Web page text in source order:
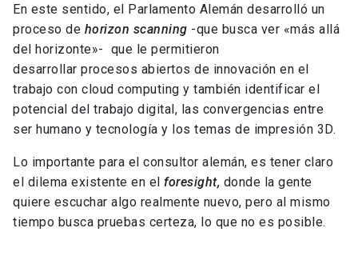
En este sentido, el Parlamento Alemán desarrolló un
proceso de horizon scanning -que busca ver «más allá
del horizonte»- que le permitieron
desarrollar procesos abiertos de innovación en el
trabajo con cloud computing y también identificar el
potencial del trabajo digital, las convergencias entre
ser humano y tecnología y los temas de impresión 3D.
Lo importante para el consultor alemán, es tener claro
el dilema existente en el foresight, donde la gente
quiere escuchar algo realmente nuevo, pero al mismo
tiempo busca pruebas certeza, lo que no es posible.